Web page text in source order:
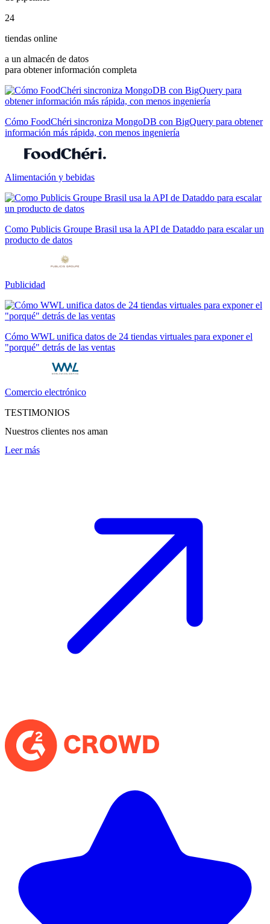
24
tiendas online
a un almacén de datos
para obtener información completa
Cómo FoodChéri sincroniza MongoDB con BigQuery para obtener
información más rápida, con menos ingeniería
Alimentación y bebidas
Como Publicis Groupe Brasil usa la API de Dataddo para escalar un
producto de datos
Publicidad
Cómo WWL unifica datos de 24 tiendas virtuales para exponer el
"porqué" detrás de las ventas
Comercio electrónico
TESTIMONIOS
Nuestros clientes nos aman
Leer más